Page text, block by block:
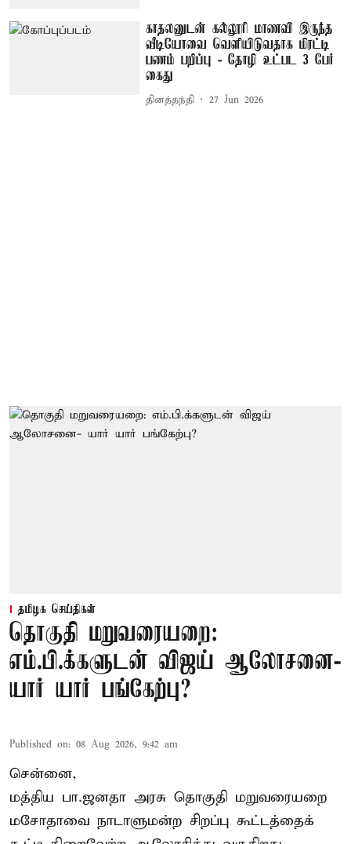
காதலனுடன் கல்லூரி மாணவி இருந்த
வீடியோவை வெளியிடுவதாக மிரட்டி
பணம் பறிப்பு - தோழி உட்பட 3 பேர்
கைது
தினத்தந்தி 27 Jun 2026
தமிழக செய்திகள்
தொகுதி மறுவரையறை:
எம்.பி.க்களுடன் விஜய் ஆலோசனை-
யார் யார் பங்கேற்பு?
Published on: 08 Aug 2026, 9:42 am
சென்னை,
மத்திய பா.ஜனதா அரசு தொகுதி மறுவரையறை
மசோதாவை நாடாளுமன்ற சிறப்பு கூட்டத்தைக்